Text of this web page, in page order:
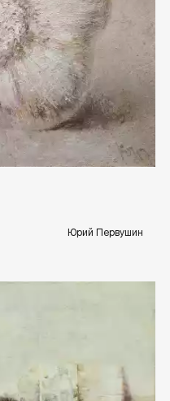
ekb.rakovgallery.ru
Юрий Первушин